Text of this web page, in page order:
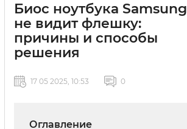
Биос ноутбука Samsung
не видит флешку:
причины и способы
решения
17 05 2025, 10:53 0
Оглавление